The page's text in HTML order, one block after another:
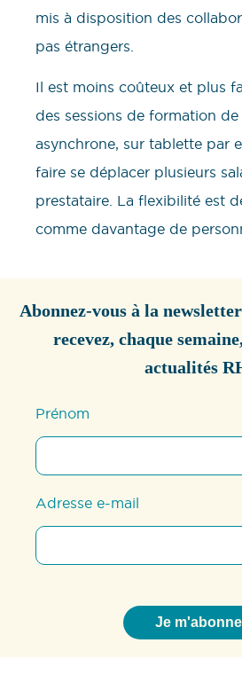
mis à disposition des
pas étrangers.
Il est moins coûteux et plus
des sessions de formation
asynchrone, sur tablette par
faire se déplacer plusieurs
prestataire. La flexibilité est
comme davantage de
Abonnez-vous à la
recevez, chaque
actualités
Prénom
Adresse e-mail